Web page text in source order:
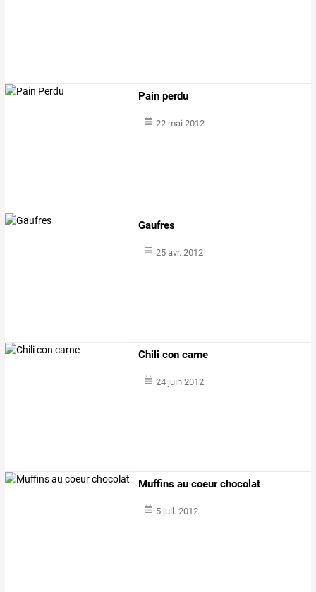
Pain perdu
22 mai 2012
Gaufres
25 avr. 2012
Chili con carne
24 juin 2012
Muffins au coeur chocolat
5 juil. 2012